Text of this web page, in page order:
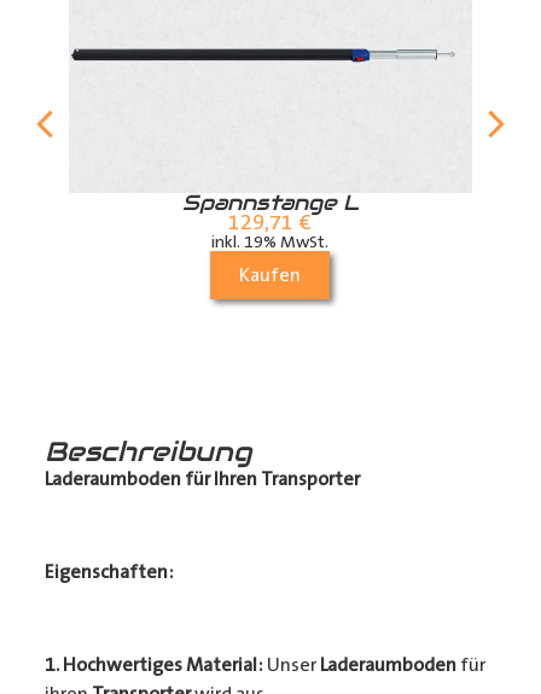
Spannstange L
129,71 €
inkl. 19% MwSt.
Kaufen
Beschreibung
Laderaumboden für Ihren Transporter
Eigenschaften:
1. Hochwertiges Material: Unser Laderaumbodenfür